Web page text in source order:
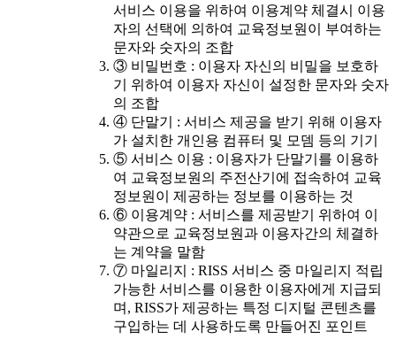
서비스 이용을 위하여 이용계약 체결시 이용
자의 선택에 의하여 교육정보원이 부여하는
문자와 숫자의 조합
③ 비밀번호 : 이용자 자신의 비밀을 보호하
기 위하여 이용자 자신이 설정한 문자와 숫자
의 조합
④ 단말기 : 서비스 제공을 받기 위해 이용자
가 설치한 개인용 컴퓨터 및 모뎀 등의 기기
⑤ 서비스 이용 : 이용자가 단말기를 이용하
여 교육정보원의 주전산기에 접속하여 교육
정보원이 제공하는 정보를 이용하는 것
⑥ 이용계약 : 서비스를 제공받기 위하여 이
약관으로 교육정보원과 이용자간의 체결하
는 계약을 말함
⑦ 마일리지 : RISS 서비스 중 마일리지 적립
가능한 서비스를 이용한 이용자에게 지급되
며, RISS가 제공하는 특정 디지털 콘텐츠를
구입하는 데 사용하도록 만들어진 포인트